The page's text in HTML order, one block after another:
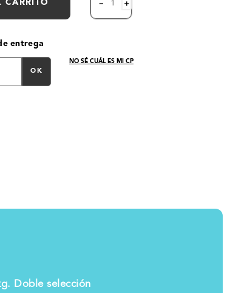
CARRITO ＋
－
entrega
OK
NO SÉ CUÁL ES MI CP
Doble selección